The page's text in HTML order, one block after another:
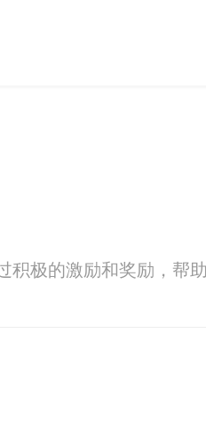
极的激励和奖励，帮